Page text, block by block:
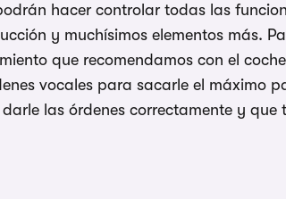
hacer controlar todas las
y muchísimos elementos más.
que recomendamos con el
vocales para sacarle el máximo
las órdenes correctamente y que